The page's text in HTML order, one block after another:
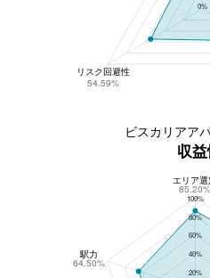
0%
リスク回避性
54.59%
ビスカリアア
収
ビスカリアアパルメントの収益性
100%
80%
60%
40%
20%
エリア選
駅力
64.50%